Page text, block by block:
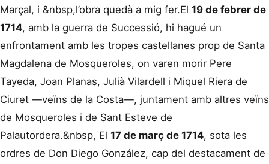
Marçal, i &nbsp,l’obra quedà a mig fer.El 19 de febrer de
1714, amb la guerra de Successió, hi hagué un
enfrontament amb les tropes castellanes prop de Santa
Magdalena de Mosqueroles, on varen morir Pere
Tayeda, Joan Planas, Julià Vilardell i Miquel Riera de
Ciuret —veïns de la Costa—, juntament amb altres veïns
de Mosqueroles i de Sant Esteve de
Palautordera.&nbsp, El 17 de març de 1714, sota les
ordres de Don Diego González, cap del destacament de